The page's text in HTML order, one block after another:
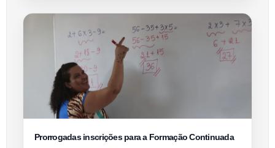
Prorrogadas inscrições para a Formação Continuada